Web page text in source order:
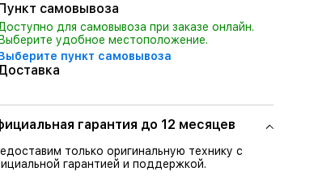
самовывоза
для самовывоза при заказе онлайн.
Выберите удобное местоположение.
пункт самовывоза
гарантия до 12 месяцев
только оригинальную технику с
гарантией и поддержкой.